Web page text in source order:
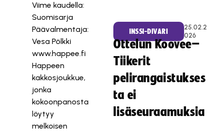
Viime kaudella:
Suomisarja
Päävalmentaja:
Vesa Pölkki
www.happee.fi
Happeen
kakkosjoukkue,
jonka
kokoonpanosta
löytyy
melkoisen
INSSI-DIVARI
25.02.2
026
Ottelun Koovee–
Tiikerit
pelirangaistukses
ta ei
lisäseuraamuksia